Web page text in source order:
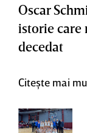
Oscar
istorie care
decedat
Citește mai